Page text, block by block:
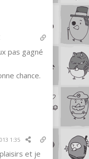
pas gagné
chance.
1:35
et je